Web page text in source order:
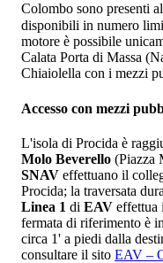
Colombo sono presenti
disponibili in numero
motore è possibile
Calata Porta di Massa
Chiaiolella con i mezzi
Accesso con mezzi
L'isola di Procida è
Molo Beverello (Piazza
SNAV effettuano il
Procida; la traversata
Linea 1 di EAV effettua
fermata di riferimento è
circa 1' a piedi dalla
consultare il sito EAV –